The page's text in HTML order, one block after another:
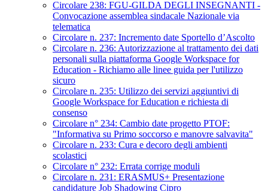
Circolare 238: FGU-GILDA DEGLI INSEGNANTI -
Convocazione assemblea sindacale Nazionale via
telematica
Circolare n. 237: Incremento date Sportello d’Ascolto
Circolare n. 236: Autorizzazione al trattamento dei dati
personali sulla piattaforma Google Workspace for
Education - Richiamo alle linee guida per l'utilizzo
sicuro
Circolare n. 235: Utilizzo dei servizi aggiuntivi di
Google Workspace for Education e richiesta di
consenso
Circolare n° 234: Cambio date progetto PTOF:
"Informativa su Primo soccorso e manovre salvavita"
Circolare n. 233: Cura e decoro degli ambienti
scolastici
Circolare n° 232: Errata corrige moduli
Circolare n. 231: ERASMUS+ Presentazione
candidature Job Shadowing Cipro